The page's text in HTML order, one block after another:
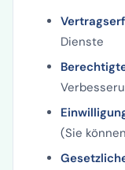
Dienste
(Sie